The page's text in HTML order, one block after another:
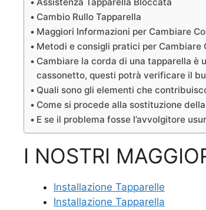
Assistenza Tapparella Bloccata
Cambio Rullo Tapparella
Maggiori Informazioni per Cambiare
Metodi e consigli pratici per Cambiare
Cambiare la corda di una tapparella è
cassonetto, questi potrà verificare il
Quali sono gli elementi che
Come si procede alla sostituzione
E se il problema fosse l’avvolgitore
I NOSTRI
Installazione Tapparelle
Installazione Tapparella